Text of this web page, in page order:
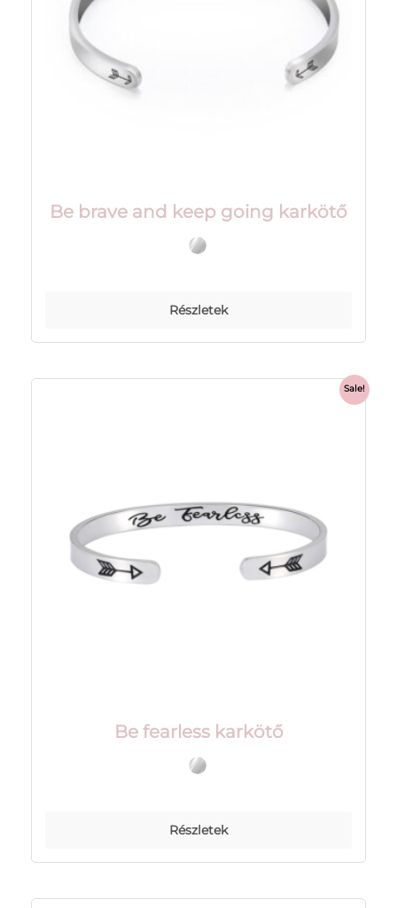
Be brave and keep going karkötő
Részletek
Sale!
Be fearless karkötő
Részletek